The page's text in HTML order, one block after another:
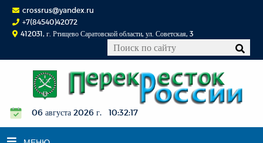
crossrus@yandex.ru
+7(84540)42072
412031, г. Ртищево Саратовской области, ул. Советская, 3
06 августа 2026 г. 10:32:18